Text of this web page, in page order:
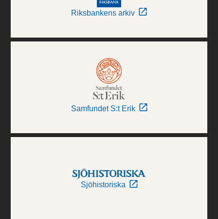
Riksbankens arkiv
Samfundet S:t Erik
Sjöhistoriska